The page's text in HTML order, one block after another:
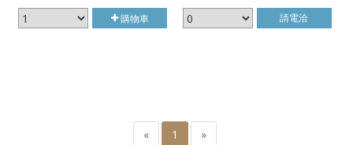
購物車 請電洽
« 1 »